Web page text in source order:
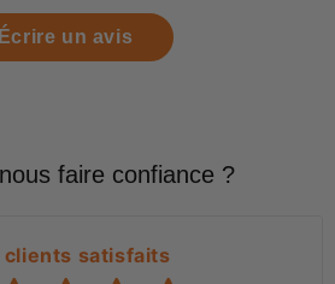
Écrire un avis
faire confiance ?
clients satisfaits